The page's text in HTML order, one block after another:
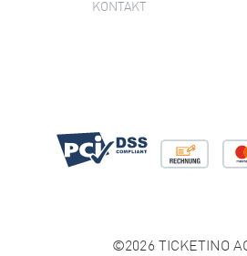
KONTAKT
©2026 TICKETINO